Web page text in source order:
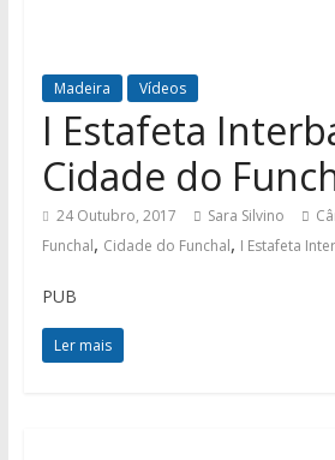
Madeira Vídeos
I Estafeta
Cidade do
24 Outubro, 2017 Sara Silvino
Funchal, Cidade do Funchal, I Estafeta
PUB
Ler mais